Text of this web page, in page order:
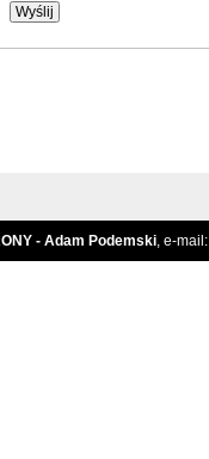
- Adam Podemski, e-mail: